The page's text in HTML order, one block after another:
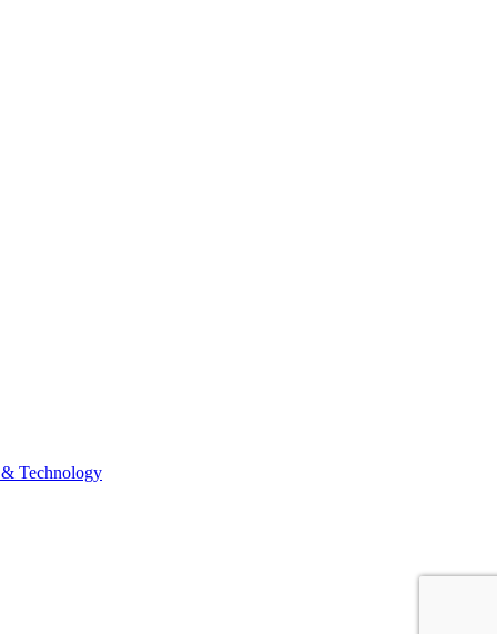
Technology